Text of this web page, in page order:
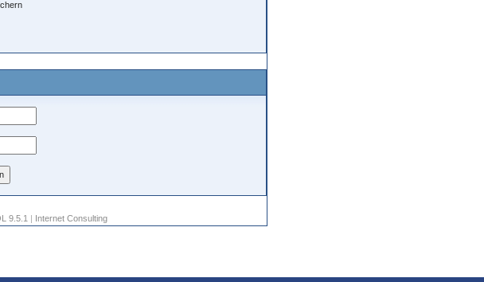
9.5.1 | Internet Consulting